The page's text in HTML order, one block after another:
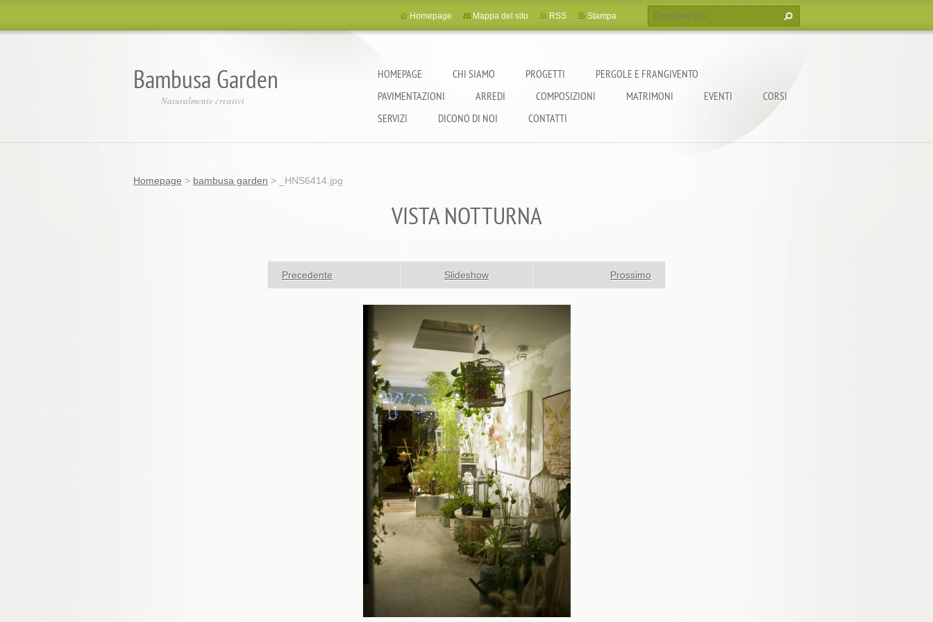
Bambusa Garden
Naturalmente creativi
HOMEPAGE CHI SIAMO PROGETTI
PERGOLE E FRANGIVENTO
PAVIMENTAZIONI
ARREDI COMPOSIZIONI MATRIMONI EVENTI
CORSI
SERVIZI
DICONO DI NOI CONTATTI
Homepage Mappa del sito RSS Stampa
Homepage > bambusa garden > _HNS6414.jpg
VISTA NOTTURNA
Precedente Slideshow Prossimo